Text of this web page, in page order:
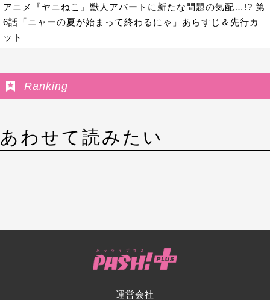
アニメ『ヤニねこ』獣人アパートに新たな問題の気配…!? 第
6話「ニャーの夏が始まって終わるにゃ」あらすじ＆先行カ
ット
Ranking
あわせて読みたい
運営会社